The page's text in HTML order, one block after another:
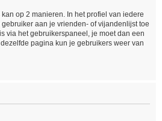
op 2 manieren. In het profiel van iedere
aan je vrienden- of vijandenlijst toe
via het gebruikerspaneel, je moet dan een
pagina kun je gebruikers weer van